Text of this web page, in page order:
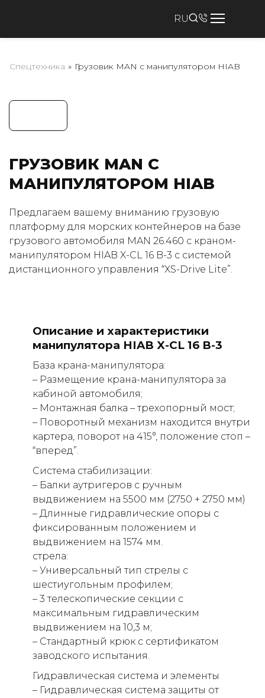
RU
Спецтехника » Грузовик MAN с манипулятором HIAB
ГРУЗОВИК MAN С
МАНИПУЛЯТОРОМ HIAB
Предлагаем вашему вниманию грузовую
платформу для морских контейнеров на базе
грузового автомобиля MAN 26.460 с краном-
манипулятором HIAB X-CL 16 B-3 с системой
дистанционного управления “XS-Drive Lite”.
Описание и характеристики
манипулятора HIAB X-CL 16 B-3
База крана-манипулятора:
– Размещение крана-манипулятора за
кабиной автомобиля;
– Монтажная балка – трехопорный мост;
– Поворотный механизм находится внутри
картера, поворот на 415°, положение стоп –
“вперед”.
Система стабилизации:
– Балки аутригеров с ручным
выдвижением на 5500 мм (2750 + 2750 мм)
– Длинные гидравлические опоры с
фиксированным положением и
выдвижением на 1574 мм.
стрела:
– Универсальный тип стрелы с
шестиугольным профилем;
– 3 телескопические секции с
максимальным гидравлическим
выдвижением на 10,3 м;
– Стандартный крюк с сертификатом
заводского испытания.
Гидравлическая система и элементы
– Гидравлическая система защиты от